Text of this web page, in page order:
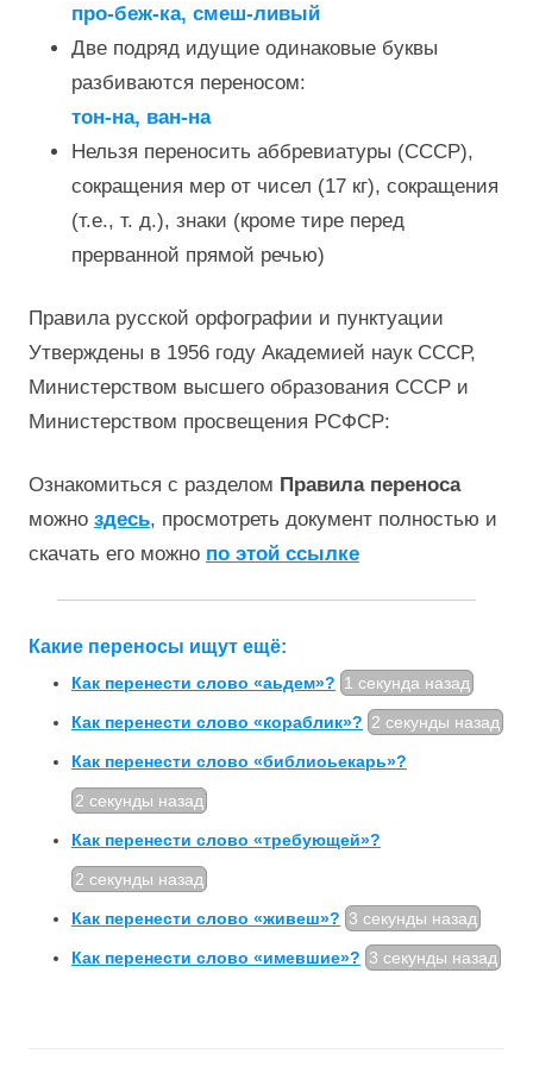
про-беж-ка, смеш-ливый
Две подряд идущие одинаковые буквы
разбиваются переносом:
тон-на, ван-на
Нельзя переносить аббревиатуры (СССР),
сокращения мер от чисел (17 кг), сокращения
(т.е., т. д.), знаки (кроме тире перед
прерванной прямой речью)
Правила русской орфографии и пунктуации
Утверждены в 1956 году Академией наук СССР,
Министерством высшего образования СССР и
Министерством просвещения РСФСР:
Ознакомиться с разделом Правила переноса
можно здесь, просмотреть документ полностью и
скачать его можно по этой ссылке
Какие переносы ищут ещё:
Как перенести слово «аьдем»? 1 секунда назад
Как перенести слово «кораблик»? 2 секунды назад
Как перенести слово «библиоьекарь»?
2 секунды назад
Как перенести слово «требующей»?
2 секунды назад
Как перенести слово «живеш»? 3 секунды назад
Как перенести слово «имевшие»? 3 секунды назад